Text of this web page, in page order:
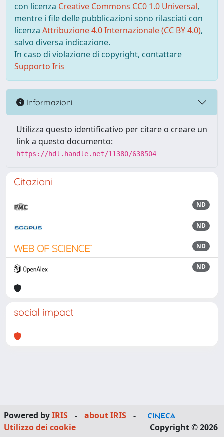
con licenza Creative Commons CC0 1.0 Universal,
mentre i file delle pubblicazioni sono rilasciati con
licenza Attribuzione 4.0 Internazionale (CC BY 4.0),
salvo diversa indicazione.
In caso di violazione di copyright, contattare
Supporto Iris
Informazioni
Utilizza questo identificativo per citare o creare un
link a questo documento:
https://hdl.handle.net/11380/638504
Citazioni
ND
ND
ND
ND
social impact
Powered byIRIS - about IRIS
-
Utilizzo dei cookie
Copyright © 2026